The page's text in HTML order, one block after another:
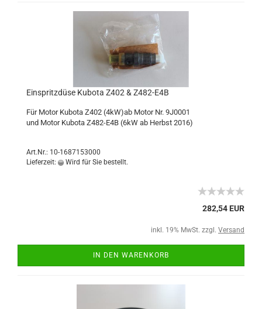
Einspritzdüse Kubota Z402 & Z482-E4B
Für Motor Kubota Z402 (4kW)ab Motor Nr. 9J0001
und Motor Kubota Z482-E4B (6kW ab Herbst 2016)
Art.Nr.: 10-1687153000
Lieferzeit:
Wird für Sie bestellt.
282,54 EUR
inkl. 19% MwSt. zzgl. Versand
IN DEN WARENKORB